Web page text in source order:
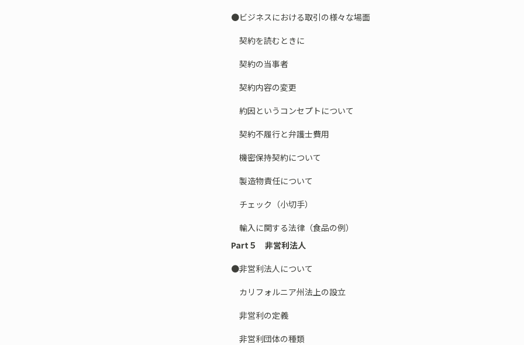
●ビジネスにおける取引の様々な場面
契約を読むときに
契約の当事者
契約内容の変更
約因というコンセプトについて
契約不履行と弁護士費用
機密保持契約について
製造物責任について
チェック（小切手）
輸入に関する法律（食品の例）
Part５ 非営利法人
●非営利法人について
カリフォルニア州法上の設立
非営利の定義
非営利団体の種類